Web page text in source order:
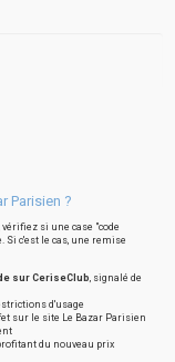
Parisien ?
si une case "code
Si c'est le cas, une remise
sur CeriseClub, signalé de
d'usage
sur le site Le Bazar Parisien
du nouveau prix